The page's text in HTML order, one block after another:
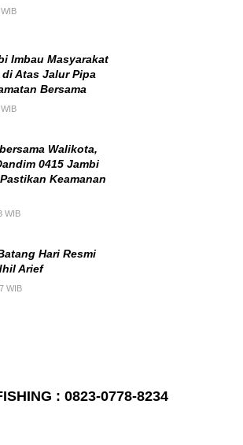
Imbau Masyarakat
Atas Jalur Pipa
Bersama
Walikota,
0415 Jambi
Keamanan
WIB
Hari Resmi
Arief
WIB
: 0823-0778-8234